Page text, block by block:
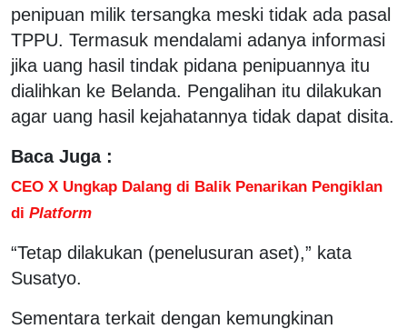
penipuan milik tersangka meski tidak ada pasal
TPPU. Termasuk mendalami adanya informasi
jika uang hasil tindak pidana penipuannya itu
dialihkan ke Belanda. Pengalihan itu dilakukan
agar uang hasil kejahatannya tidak dapat disita.
Baca Juga :
CEO X Ungkap Dalang di Balik Penarikan Pengiklan
di Platform
“Tetap dilakukan (penelusuran aset),” kata
Susatyo.
Sementara terkait dengan kemungkinan